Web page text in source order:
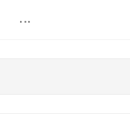
...